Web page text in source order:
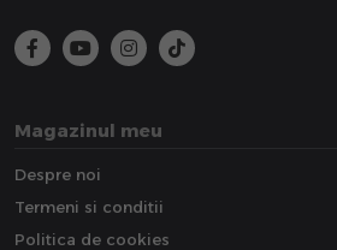
Magazinul meu
Despre noi
Termeni si conditii
Politica de cookies